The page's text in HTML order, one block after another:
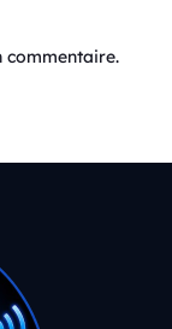
commentaire.